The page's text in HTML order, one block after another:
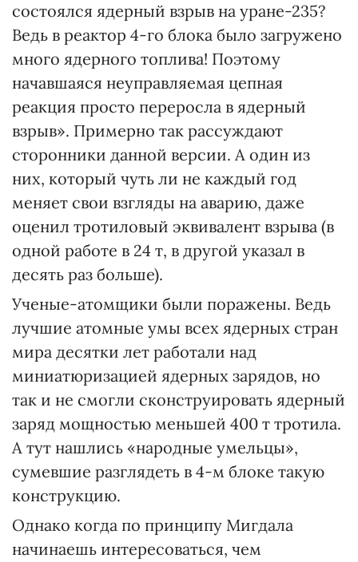
состоялся ядерный взрыв на уране-235?
Ведь в реактор 4-го блока было загружено
много ядерного топлива! Поэтому
начавшаяся неуправляемая цепная
реакция просто переросла в ядерный
взрыв». Примерно так рассуждают
сторонники данной версии. А один из
них, который чуть ли не каждый год
меняет свои взгляды на аварию, даже
оценил тротиловый эквивалент взрыва (в
одной работе в 24 т, в другой указал в
десять раз больше).
Ученые-атомщики были поражены. Ведь
лучшие атомные умы всех ядерных стран
мира десятки лет работали над
миниатюризацией ядерных зарядов, но
так и не смогли сконструировать ядерный
заряд мощностью меньшей 400 т тротила.
А тут нашлись «народные умельцы»,
сумевшие разглядеть в 4-м блоке такую
конструкцию.
Однако когда по принципу Мигдала
начинаешь интересоваться, чем